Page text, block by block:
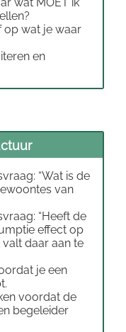
wat MOET ik
op wat je waar
en
“Wat is de
van
“Heeft de
effect op
daar aan te
je een
voordat de
begeleider